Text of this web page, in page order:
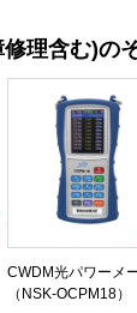
理含む)の
CWDM光パワーメ
（NSK-OCPM18）